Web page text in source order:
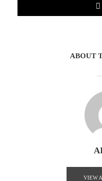
ABOUT
VIEW